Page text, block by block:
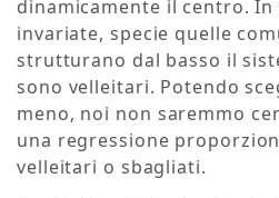
dinamicamente il centro.
invariate, specie quelle
strutturano dal basso il
sono velleitari. Potendo
meno, noi non saremmo
una regressione
velleitari o sbagliati.